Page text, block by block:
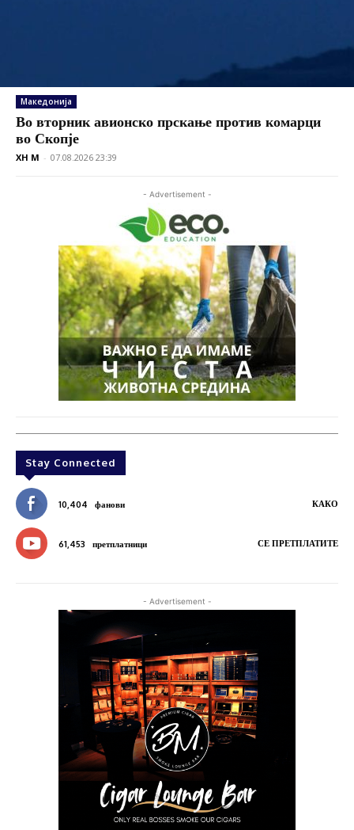
Македонија
Во вторник авионско прскање против комарци
во Скопје
XH M - 07.08.2026 23:39
- Advertisement -
Stay Connected
10,404 фанови КАКО
61,453 претплатници СЕ ПРЕТПЛАТИТЕ
- Advertisement -